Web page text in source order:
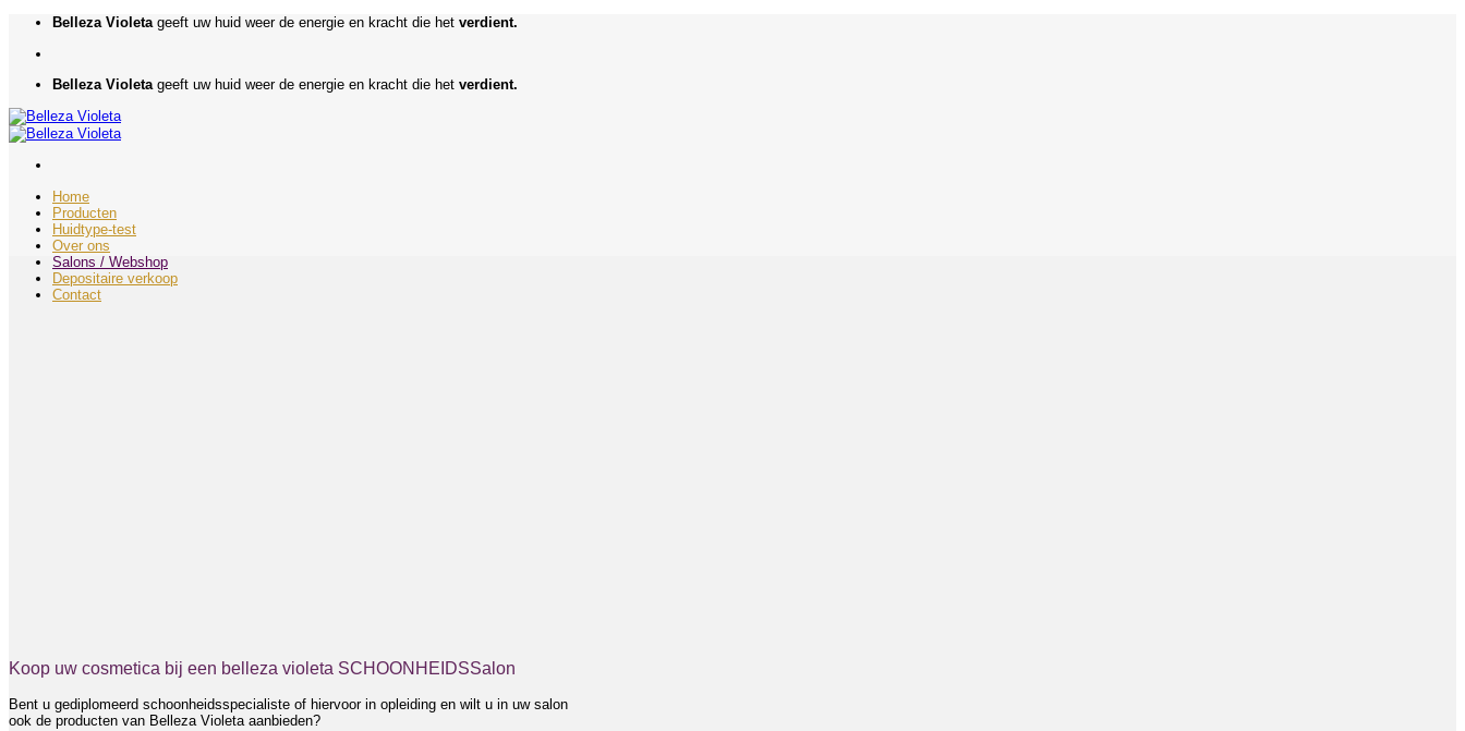
inhoud
Belleza Violetageeft uw huid weer de energie en kracht die het verdient.
Belleza Violetageeft uw huid weer de energie en kracht die het verdient.
Home
Producten
Huidtype-test
Over ons
Salons / Webshop
Depositaire verkoop
Contact
Koop uw cosmetica bij een belleza violeta SCHOONHEIDSSalon
Bent u gediplomeerd schoonheidsspecialiste of hiervoor in opleiding en wilt u in uw salon
ook de producten van Belleza Violeta aanbieden?